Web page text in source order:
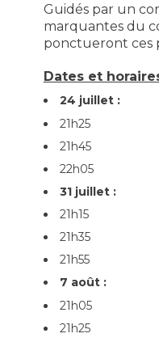
Guidés par un
marquantes du
ponctueront ces
Dates et
24 juillet :
21h25
21h45
22h05
31 juillet :
21h15
21h35
21h55
7 août :
21h05
21h25